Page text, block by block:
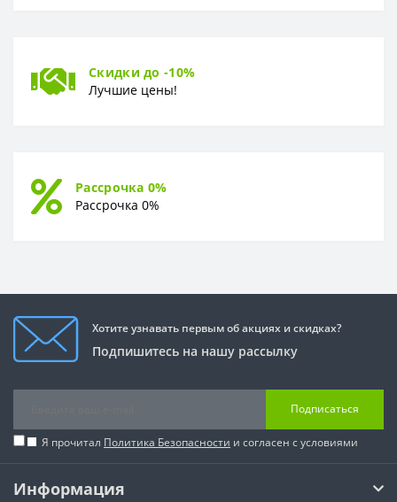
Скидки до -10%
Лучшие цены!
Рассрочка 0%
Рассрочка 0%
Хотите узнавать первым об акциях и скидках?
Подпишитесь на нашу рассылку
Подписаться
Я прочитал Политика Безопасности и согласен с условиями
Информация